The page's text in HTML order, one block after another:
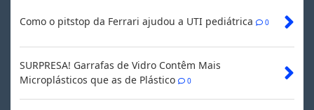
Como o pitstop da Ferrari ajudou a UTI pediátrica 0
SURPRESA! Garrafas de Vidro Contêm Mais
Microplásticos que as de Plástico
0